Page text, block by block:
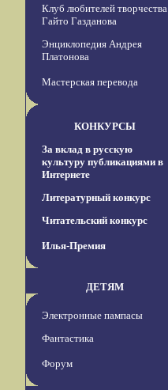
Клуб любителей творчества
Гайто Газданова
Энциклопедия Андрея
Платонова
Мастерская перевода
КОНКУРСЫ
За вклад в русскую
культуру публикациями в
Интернете
Литературный конкурс
Читательский конкурс
Илья-Премия
ДЕТЯМ
Электронные пампасы
Фантастика
Форум